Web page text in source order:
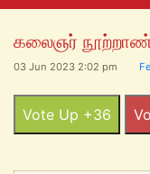
கலைஞர்
03 Jun 2023 2:02 pm
Vote Up +36